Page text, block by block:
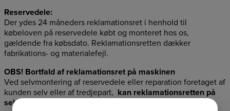
Reservedele:
Der ydes 24 måneders reklamationsret i henhold til
købeloven på reservedele købt og monteret hos os,
gældende fra købsdato. Reklamationsretten dækker
fabrikations- og materialefejl.
OBS! Bortfald af reklamationsret på maskinen
Ved selvmontering af reservedele eller reparation foretaget af
kunden selv eller af tredjepart, kan reklamationsretten på
selve